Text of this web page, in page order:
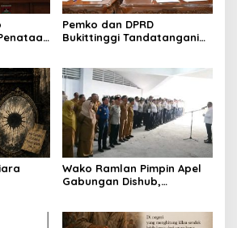
Pemko dan DPRD
Bukittinggi Tandatangani
2026
Wako Ramlan Pimpin Apel
Gabungan Dishub,
Pelajar